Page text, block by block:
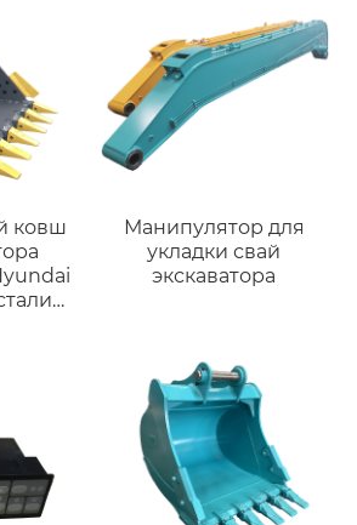
ковш
Манипулятор для
укладки свай
экскаватора